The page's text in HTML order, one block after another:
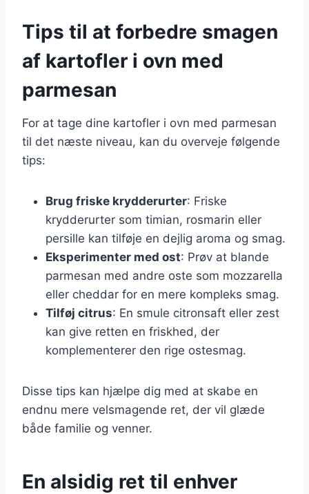
Tips til at forbedre smagen
af kartofler i ovn med
parmesan
For at tage dine kartofler i ovn med parmesan
til det næste niveau, kan du overveje følgende
tips:
Brug friske krydderurter: Friske
krydderurter som timian, rosmarin eller
persille kan tilføje en dejlig aroma og smag.
Eksperimenter med ost: Prøv at blande
parmesan med andre oste som mozzarella
eller cheddar for en mere kompleks smag.
Tilføj citrus: En smule citronsaft eller zest
kan give retten en friskhed, der
komplementerer den rige ostesmag.
Disse tips kan hjælpe dig med at skabe en
endnu mere velsmagende ret, der vil glæde
både familie og venner.
En alsidig ret til enhver